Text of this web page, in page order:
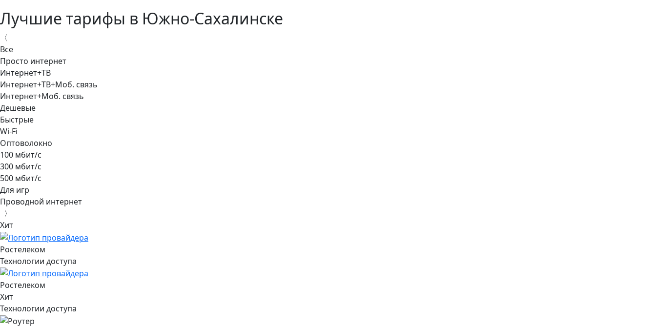
Лучшие тарифы в Южно-Сахалинске
〈
Все
Просто интернет
Интернет+ТВ
Интернет+ТВ+Моб. связь
Интернет+Моб. связь
Дешевые
Быстрые
Wi-Fi
Оптоволокно
100 мбит/с
300 мбит/с
500 мбит/с
Для игр
Проводной интернет
〉
Хит
Ростелеком
Технологии доступа
Ростелеком
Хит
Технологии доступа